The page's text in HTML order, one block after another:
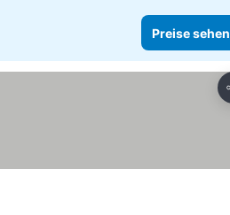
Preise sehen